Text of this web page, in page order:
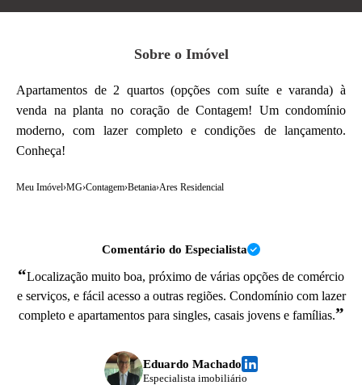
Sobre o Imóvel
Apartamentos de 2 quartos (opções com suíte e varanda) à
venda na planta no coração de Contagem! Um condomínio
moderno, com lazer completo e condições de lançamento.
Conheça!
Meu Imóvel›MG›Contagem›Betania›Ares Residencial
Comentário do Especialista
“Localização muito boa, próximo de várias opções de comércio
e serviços, e fácil acesso a outras regiões. Condomínio com lazer
completo e apartamentos para singles, casais jovens e famílias.”
Eduardo Machado
Especialista imobiliário